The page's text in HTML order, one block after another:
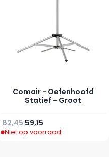
Comair - Oefenhoofd
Statief - Groot
Speciale prijs
59,15
Normale prijs
82,45
Niet op voorraad